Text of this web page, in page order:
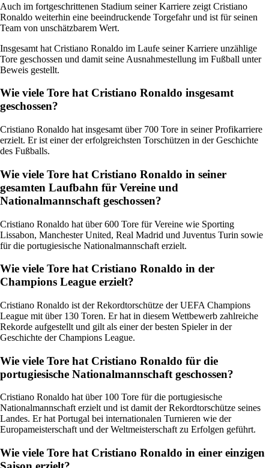
Auch im fortgeschrittenen Stadium seiner Karriere zeigt Cristiano
Ronaldo weiterhin eine beeindruckende Torgefahr und ist für seinen
Team von unschätzbarem Wert.
Insgesamt hat Cristiano Ronaldo im Laufe seiner Karriere unzählige
Tore geschossen und damit seine Ausnahmestellung im Fußball unter
Beweis gestellt.
Wie viele Tore hat Cristiano Ronaldo insgesamt
geschossen?
Cristiano Ronaldo hat insgesamt über 700 Tore in seiner Profikarriere
erzielt. Er ist einer der erfolgreichsten Torschützen in der Geschichte
des Fußballs.
Wie viele Tore hat Cristiano Ronaldo in seiner
gesamten Laufbahn für Vereine und
Nationalmannschaft geschossen?
Cristiano Ronaldo hat über 600 Tore für Vereine wie Sporting
Lissabon, Manchester United, Real Madrid und Juventus Turin sowie
für die portugiesische Nationalmannschaft erzielt.
Wie viele Tore hat Cristiano Ronaldo in der
Champions League erzielt?
Cristiano Ronaldo ist der Rekordtorschütze der UEFA Champions
League mit über 130 Toren. Er hat in diesem Wettbewerb zahlreiche
Rekorde aufgestellt und gilt als einer der besten Spieler in der
Geschichte der Champions League.
Wie viele Tore hat Cristiano Ronaldo für die
portugiesische Nationalmannschaft geschossen?
Cristiano Ronaldo hat über 100 Tore für die portugiesische
Nationalmannschaft erzielt und ist damit der Rekordtorschütze seines
Landes. Er hat Portugal bei internationalen Turnieren wie der
Europameisterschaft und der Weltmeisterschaft zu Erfolgen geführt.
Wie viele Tore hat Cristiano Ronaldo in einer einzigen